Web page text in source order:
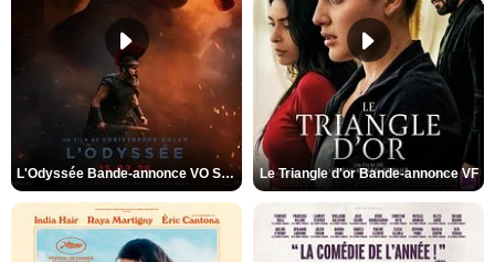
L'Odyssée Bande-annonce VO STFR Le Triangle d'or Bande-annonce VF